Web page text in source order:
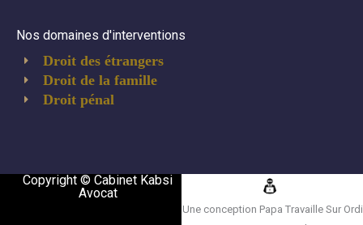
Nos domaines d'interventions
Droit des étrangers
Droit de la famille
Droit pénal
Copyright © Cabinet Kabsi
Avocat
Une conception Papa Travaille Sur Ordi